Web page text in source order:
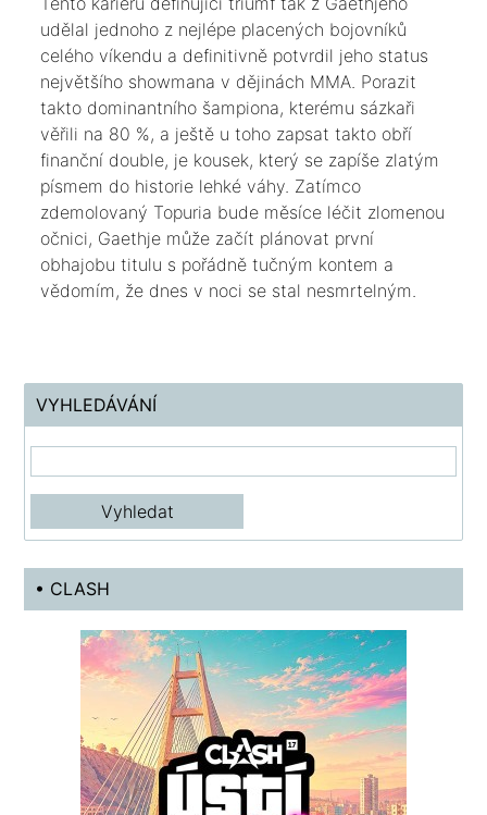
udělal jednoho z nejlépe placených bojovníků
celého víkendu a definitivně potvrdil jeho status
největšího showmana v dějinách MMA. Porazit
takto dominantního šampiona, kterému sázkaři
věřili na 80 %, a ještě u toho zapsat takto obří
finanční double, je kousek, který se zapíše zlatým
písmem do historie lehké váhy. Zatímco
zdemolovaný Topuria bude měsíce léčit zlomenou
očnici, Gaethje může začít plánovat první
obhajobu titulu s pořádně tučným kontem a
vědomím, že dnes v noci se stal nesmrtelným.
VYHLEDÁVÁNÍ
• CLASH